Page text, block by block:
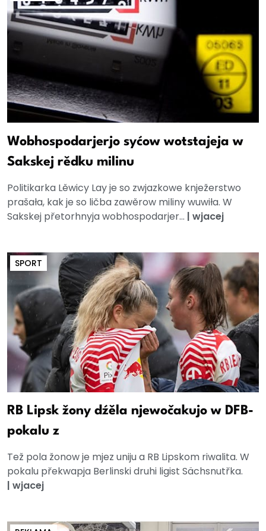
Wobhospodarjerjo syćow wotstajeja w
Sakskej rědku milinu
Politikarka Lěwicy Lay je so zwjazkowe knježerstwo
prašała, kak je so ličba zawěrow miliny wuwiła. W
Sakskej přetorhnyja wobhospodarjer... | wjacej
SPORT
RB Lipsk žony dźěla njewočakujo w DFB-
pokalu z
Tež pola žonow je mjez uniju a RB Lipskom riwalita. W
pokalu překwapja Berlinski druhi ligist Sächsnutřka.
| wjacej